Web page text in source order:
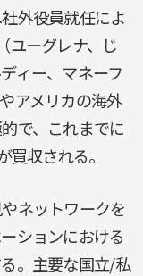
外役員就任によ
ユーグレナ、じ
ィー、マネーフ
アメリカの海外
で、これまでに
収される。
ネットワークを
ションにおける
。主要な国立/私